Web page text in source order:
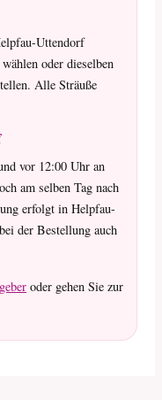
Uttendorf
oder dieselben
Alle Sträuße
vor 12:00 Uhr an
am selben Tag nach
erfolgt in Helpfau-
der Bestellung auch
oder gehen Sie zur